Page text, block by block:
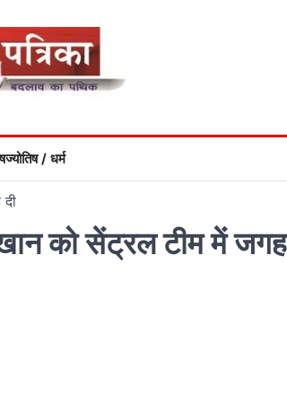
ज्योतिष / धर्म
को सेंट्रल टीम में जगह